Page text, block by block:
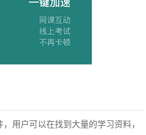
用户可以在找到大量的学习资料，